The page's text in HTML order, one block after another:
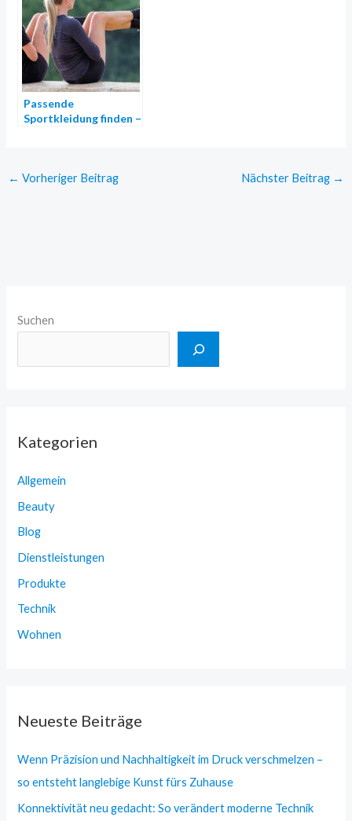
Passende
Sportkleidung finden –
← Vorheriger Beitrag Nächster Beitrag →
Suchen
Kategorien
Allgemein
Beauty
Blog
Dienstleistungen
Produkte
Technik
Wohnen
Neueste Beiträge
Wenn Präzision und Nachhaltigkeit im Druck verschmelzen –
so entsteht langlebige Kunst fürs Zuhause
Konnektivität neu gedacht: So verändert moderne Technik